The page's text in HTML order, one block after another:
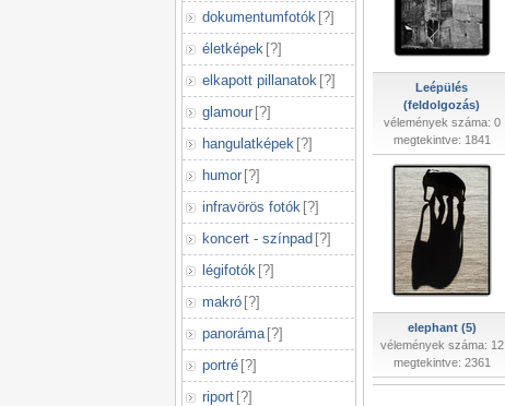
dokumentumfotók [?]
életképek [?]
elkapott pillanatok [?]
glamour [?]
hangulatképek [?]
humor [?]
infravörös fotók [?]
koncert - színpad [?]
légifotók [?]
makró [?]
panoráma [?]
portré [?]
riport [?]
Leépülés
(feldolgozás)
vélemények száma: 0
megtekintve: 1841
elephant (5)
vélemények száma: 12
megtekintve: 2361